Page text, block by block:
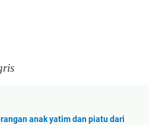
anak yatim dan piatu dari